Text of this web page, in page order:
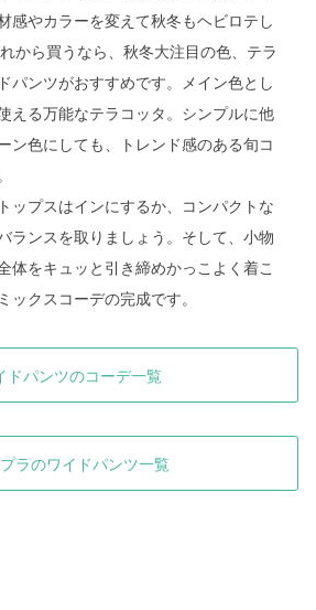
感やカラーを変えて秋冬もヘビロテし
から買うなら、秋冬大注目の色、テラ
パンツがおすすめです。メイン色とし
える万能なテラコッタ。シンプルに他
ン色にしても、トレンド感のある旬コ
ップスはインにするか、コンパクトな
ランスを取りましょう。そして、小物
体をキュッと引き締めかっこよく着こ
ックスコーデの完成です。
ドパンツのコーデ一覧
ラのワイドパンツ一覧